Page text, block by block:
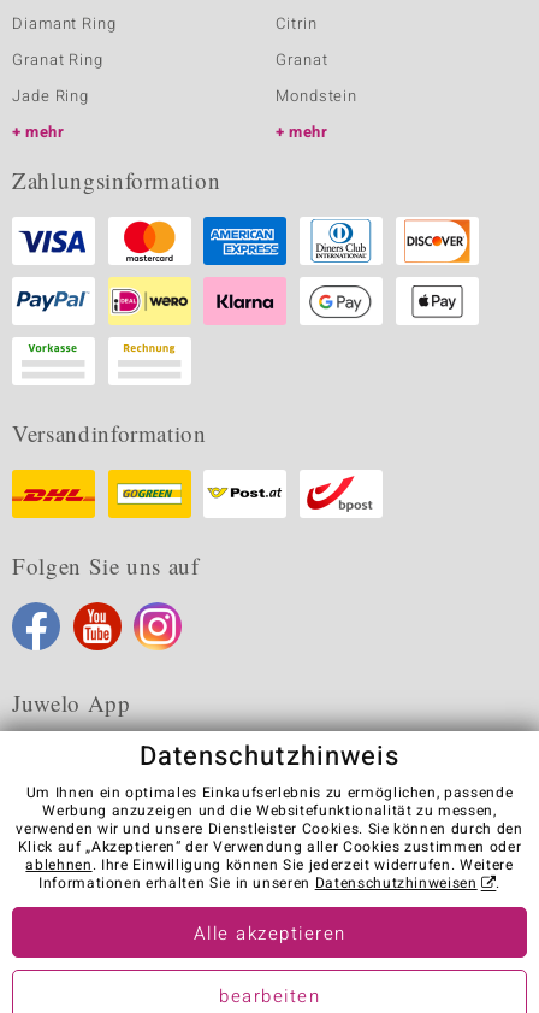
Diamant Ring
Granat Ring
Jade Ring
mehr
Citrin
Granat
Mondstein
mehr
Zahlungsinformation
Versandinformation
Folgen Sie uns auf
Juwelo App
Karriere AGB Datenschutz Cookies
Impressum
Kontakt
Vertrag widerrufen
Visit our stores in other countries:
© Juwelo Deutschland GmbH (ein Tochterunternehmen der elumeo
Datenschutzhinweis
Um Ihnen ein optimales Einkaufserlebnis zu ermöglichen, passende
Werbung anzuzeigen und die Websitefunktionalität zu messen,
verwenden wir und unsere Dienstleister Cookies. Sie können durch den
Klick auf „Akzeptieren“ der Verwendung aller Cookies zustimmen oder
ablehnen. Ihre Einwilligung können Sie jederzeit widerrufen. Weitere
Informationen erhalten Sie in unseren Datenschutzhinweisen .
Alle akzeptieren
bearbeiten